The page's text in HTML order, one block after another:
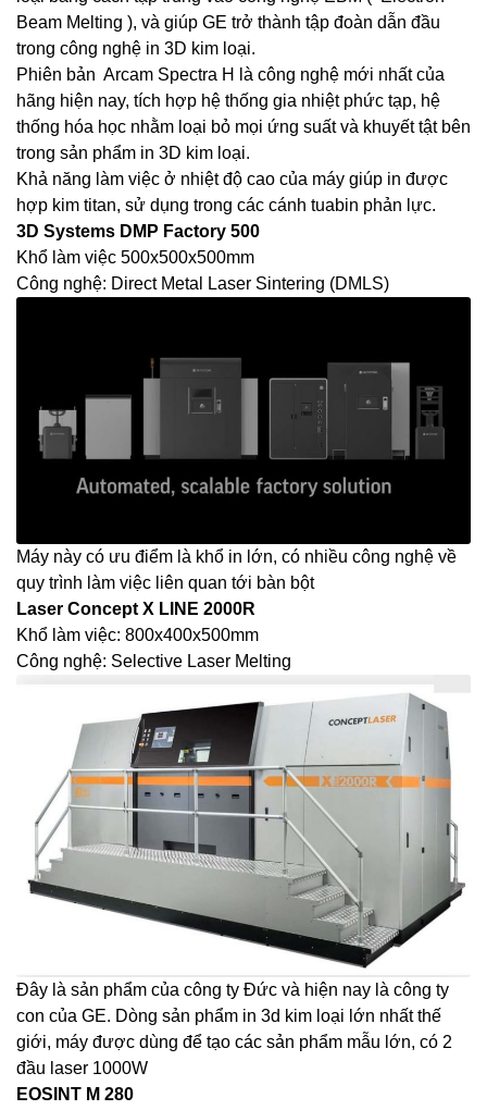
Beam Melting ), và giúp GE trở thành tập đoàn dẫn đầu
trong công nghệ in 3D kim loại.
Phiên bản Arcam Spectra H là công nghệ mới nhất của
hãng hiện nay, tích hợp hệ thống gia nhiệt phức tạp, hệ
thống hóa học nhằm loại bỏ mọi ứng suất và khuyết tật bên
trong sản phẩm in 3D kim loại.
Khả năng làm việc ở nhiệt độ cao của máy giúp in được
hợp kim titan, sử dụng trong các cánh tuabin phản lực.
3D Systems DMP Factory 500
Khổ làm việc 500x500x500mm
Công nghệ: Direct Metal Laser Sintering (DMLS)
Máy này có ưu điểm là khổ in lớn, có nhiều công nghệ về
quy trình làm việc liên quan tới bàn bột
Laser Concept X LINE 2000R
Khổ làm việc: 800x400x500mm
Công nghệ: Selective Laser Melting
Đây là sản phẩm của công ty Đức và hiện nay là công ty
con của GE. Dòng sản phẩm in 3d kim loại lớn nhất thế
giới, máy được dùng để tạo các sản phẩm mẫu lớn, có 2
đầu laser 1000W
EOSINT M 280